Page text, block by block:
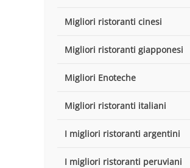
Migliori ristoranti cinesi
Migliori ristoranti giapponesi
Migliori Enoteche
Migliori ristoranti italiani
I migliori ristoranti argentini
I migliori ristoranti peruviani